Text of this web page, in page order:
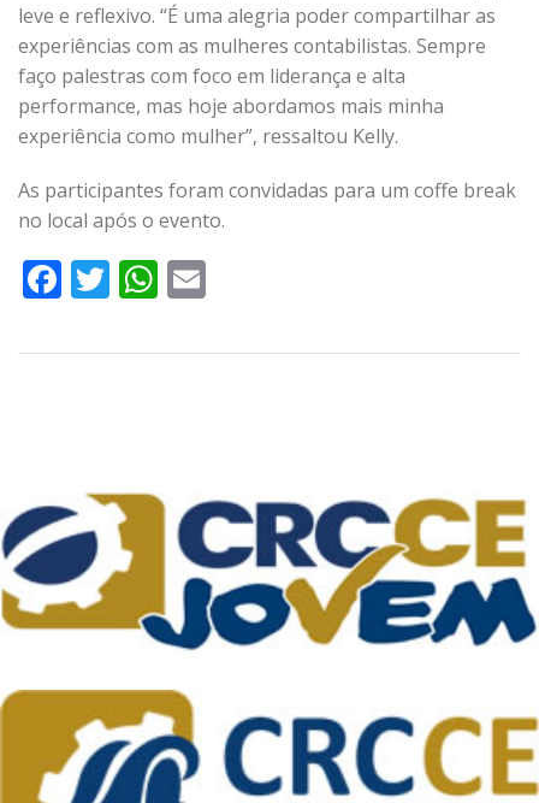
leve e reflexivo. “É uma alegria poder compartilhar as
experiências com as mulheres contabilistas. Sempre
faço palestras com foco em liderança e alta
performance, mas hoje abordamos mais minha
experiência como mulher”, ressaltou Kelly.
As participantes foram convidadas para um coffe break
no local após o evento.
Facebook
TwitterWhatsApp